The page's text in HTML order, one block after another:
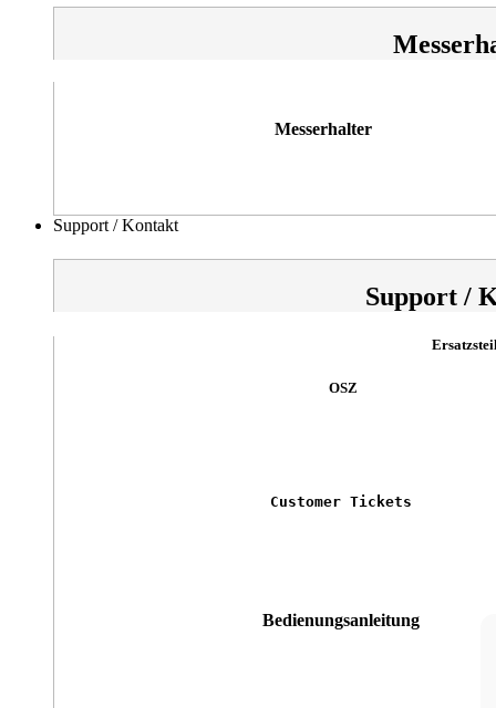
Messerhalter
Support / Kontakt
Support /
OSZ
Customer Tickets
Bedienungsanleitung